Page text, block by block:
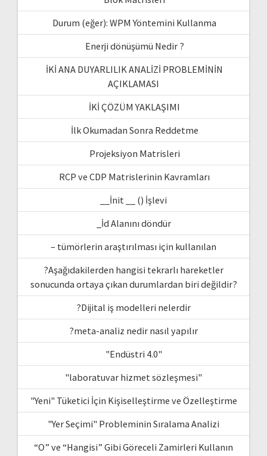
Durum (eğer): WPM Yöntemini Kullanma
Enerji dönüşümü Nedir ?
İKİ ANA DUYARLILIK ANALİZİ PROBLEMİNİN
AÇIKLAMASI
İKİ ÇÖZÜM YAKLAŞIMI
İlk Okumadan Sonra Reddetme
Projeksiyon Matrisleri
RCP ve CDP Matrislerinin Kavramları
__İnit __ () İşlevi
_İd Alanını döndür
– tümörlerin araştırılması için kullanılan
?Aşağıdakilerden hangisi tekrarlı hareketler
sonucunda ortaya çıkan durumlardan biri değildir?
?Dijital iş modelleri nelerdir
?meta-analiz nedir nasıl yapılır
"Endüstri 4.0"
"laboratuvar hizmet sözleşmesi"
"Yeni" Tüketici İçin Kişiselleştirme ve Özelleştirme
"Yer Seçimi" Probleminin Sıralama Analizi
“O” ve “Hangisi” Gibi Göreceli Zamirleri Kullanın